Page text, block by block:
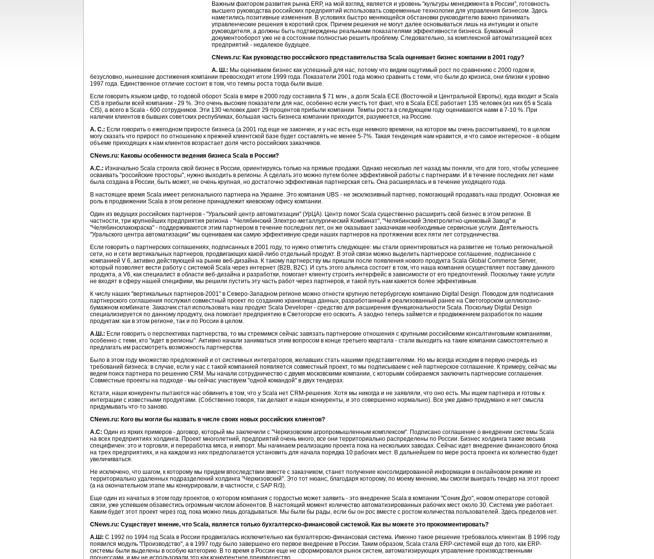
Важным фактором развития рынка ERP, на мой взгляд, является и уровень "культуры менеджмента в России", готовность
высшего руководства российских предприятий использовать современные технологии для управления бизнесом. Здесь
наметились позитивные изменения. В условиях быстро меняющейся обстановки руководителю важно принимать
управленческие решения в короткий срок. Причем решения не могут далее основываться лишь на интуиции и опыте
руководителя, а должны быть подтверждены реальными показателями эффективности бизнеса. Бумажный
документооборот уже не в состоянии полностью решить проблему. Следовательно, за комплексной автоматизацией всех
предприятий - недалекое будущее.
CNews.ru: Как руководство российского представительства Scala оценивает бизнес компании в 2001 году?
А. Ш.: Мы оцениваем бизнес как успешный для нас, потому что видим ощутимый рост по сравнению с 2000 годом и,
безусловно, нынешние достижения компании превосходят итоги 1999 года. Показатели 2001 года можно сравнить с теми, что были до кризиса, они близки к уровню
1997 года. Единственное отличие состоит в том, что темпы роста тогда были выше.
Если говорить языком цифр, то годовой оборот Scala в мире в 2000 году составила $ 71 млн., а доля Scala ECE (Восточной и Центральной Европы), куда входит и Scala
CIS в прибыли всей компании - 29 %. Это очень высокие показатели для нас, особенно если учесть тот факт, что в Scala ECE работает 135 человек (из них 65 в Scala
CIS), а всего в Scala - 600 сотрудников. Эти 130 человек дают 29 процентов прибыли компании. Темпы роста в следующем году оцениваются нами в 7-10 %. При
наличии клиентов в бывших советских республиках, большая часть бизнеса компании приходится, разумеется, на Россию.
А. С.: Если говорить о ежегодном приросте бизнеса (а 2001 год еще не закончен, и у нас есть еще немного времени, на которое мы очень рассчитываем), то в целом
могу сказать что прирост по отношению к прежней клиентской базе будет составлять не менее 5-7%. Такая тенденция нам нравится, и что самое интересное - в общем
объеме приходящих к нам клиентов возрастает доля чисто российских заказчиков.
CNews.ru: Каковы особенности ведения бизнеса Scala в России?
А.С.: Изначально Scala строила свой бизнес в России, ориентируясь только на прямые продажи. Однако несколько лет назад мы поняли, что для того, чтобы успешнее
осваивать "российские просторы", нужно выходить в регионы. А сделать это можно путем более эффективной работы с партнерами. И в течение последних лет нами
была создана в России, быть может, не очень крупная, но достаточно эффективная партнерская сеть. Она расширялась и в течение уходящего года.
В настоящее время Scala имеет регионального партнера на Украине. Это компания UBS - не эксклюзивный партнер, помогающий продавать наш продукт. Основная же
роль в продвижении Scala в этом регионе принадлежит киевскому офису компании.
Один из ведущих российских партнеров - "Уральский центр автоматизации" (УрЦА). Центр помог Scala существенно расширить свой бизнес в этом регионе. В
частности, три крупнейших предприятия региона - "Челябинский Электро-металлургический Комбинат", "Челябинский Электролитно-цинковый Завод" и
"Челябинсклакокраска" - поддерживаются этим партнером в течение последних лет, он же оказывает заказчикам необходимые сервисные услуги. Деятельность
"Уральского центра автоматизации" мы оцениваем как самую эффективную среди наших партнеров на протяжении всех пяти лет сотрудничества.
Если говорить о партнерских соглашениях, подписанных в 2001 году, то нужно отметить следующее: мы стали ориентироваться на развитие не только региональной
сети, но и сети вертикальных партнеров, продвигающих какой-либо отдельный продукт. В этой связи можно выделить партнерское соглашение, подписанное с
компанией V 6, активно действующей на рынке веб-дизайна. К такому партнерству мы пришли после появления нового продукта Scala Global Commerce Server,
который позволяет вести работу с системой Scala через интернет (В2В, В2С). И суть этого альянса состоит в том, что наша компания осуществляет поставку данного
продукта, а V6, как специалист в области веб-дизайна и разработки, помогает клиенту строить интерфейс в зависимости от его предпочтений. Поскольку такие услуги
не входят в сферу нашей специфики, мы решили пустить эту часть работ через партнеров, и такой путь нам кажется более эффективным.
К числу наших "вертикальных партнеров-2001" в Северо-Западном регионе можно отнести крупную петербургскую компанию Digital Design. Поводом для подписания
партнерского соглашения послужил совместный проект по созданию хранилища данных, разработанный и реализованный ранее на Светогорском целлюлозно-
бумажном комбинате. Заказчик стал использовать наш продукт Scala Developer - средство для расширения функциональности Scala. Поскольку Digital Design
специализируется по данному продукту, она помогает предприятию в Светогорске его освоить. А заодно теперь займется и продвижением разработок по нашим
продуктам: как в этом регионе, так и по России в целом.
А.Ш.: Если говорить о перспективах партнерства, то мы стремимся сейчас завязать партнерские отношения с крупными российскими консалтинговыми компаниями,
особенно с теми, кто "идет в регионы". Активно начали заниматься этим вопросом в конце третьего квартала - стали выходить на такие компании самостоятельно и
предлагать им рассмотреть возможность партнерства.
Было в этом году множество предложений и от системных интеграторов, желавших стать нашими представителями. Но мы всегда исходим в первую очередь из
требований бизнеса: в случае, если у нас с такой компанией появляется совместный проект, то мы подписываем с ней партнерское соглашение. К примеру, сейчас мы
ведем поиск партнера по решению CRM. Мы начали сотрудничество с двумя московскими компании, с которыми собираемся заключить партнерские соглашения.
Совместные проекты на подходе - мы сейчас участвуем "одной командой" в двух тендерах.
Кстати, наши конкуренты пытаются нас обвинить в том, что у Scala нет CRM-решения. Хотя мы никогда и не заявляли, что оно есть. Мы ищем партнера и готовы к
интеграции с известными продуктами. (Собственно говоря, так делают и наши конкуренты, и это совершенно нормально). Все уже давно придумано и нет смысла
придумывать что-то заново.
CNews.ru: Кого вы могли бы назвать в числе своих новых российских клиентов?
А.С: Один из ярких примеров - договор, который мы заключили с "Черкизовским агропромышленным комплексом". Подписано соглашение о внедрении системы Scala
на всех предприятиях холдинга. Проект многолетний, предприятий очень много, все они территориально распределены по России. Бизнес холдинга также весьма
специфичен: это и торговля, и переработка мяса, и импорт. Мы начинаем реализацию проекта пока на нескольких заводах. Сейчас идет внедрение финансового блока
на трех предприятиях, и на каждом из них предполагается установить для начала порядка 10 рабочих мест. В дальнейшем по мере роста проекта их количество будет
увеличиваться.
Не исключено, что шагом, к которому мы придем впоследствии вместе с заказчиком, станет получение консолидированной информации в онлайновом режиме из
территориально удаленных подразделений холдинга "Черкизовский". Это тот нюанс, благодаря которому, по моему мнению, мы смогли выиграть тендер на этот проект
(а на окончательном этапе мы конкурировали, в частности, с SAP R/3).
Еще один из начатых в этом году проектов, о котором компания с гордостью может заявить - это внедрение Scala в компании "Соник Дуо", новом операторе сотовой
связи, уже успевшем обзавестись огромным числом абонентов. В настоящий момент количество автоматизированных рабочих мест около 30. Система уже работает.
Каким будет этот проект через год, пока можно лишь догадываться. Мы были бы рады, если бы он рос вместе с ростом количества пользователей. Здесь пределов нет.
CNews.ru: Существует мнение, что Scala, является только бухгалтерско-финансовой системой. Как вы можете это прокомментировать?
А.Ш: С 1992 по 1994 год Scala в России продвигалась исключительно как бухгалтерско-финансовая система. Именно такое решение требовалось клиентам. В 1996 году
появился модуль "Производство", а в 1997 году было завершено его первое внедрение в России. Таким образом, Scala стала ERP-системой еще до того, как ERP-
системы были выделены в особую категорию. В то время в России еще не сформировался рынок систем, автоматизирующих управление производственными
процессами, и мы не использовали это как конкурентное преимущество.